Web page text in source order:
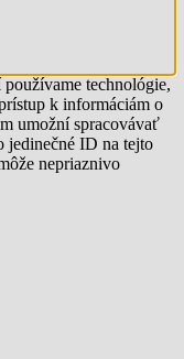
technológie,
k informáciám o
umožní spracovávať
jedinečné ID na tejto
nepriaznivo